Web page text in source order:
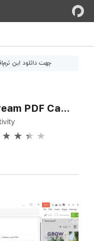
جهت دانلود این
Icecream PDF Candy Desktop Pro